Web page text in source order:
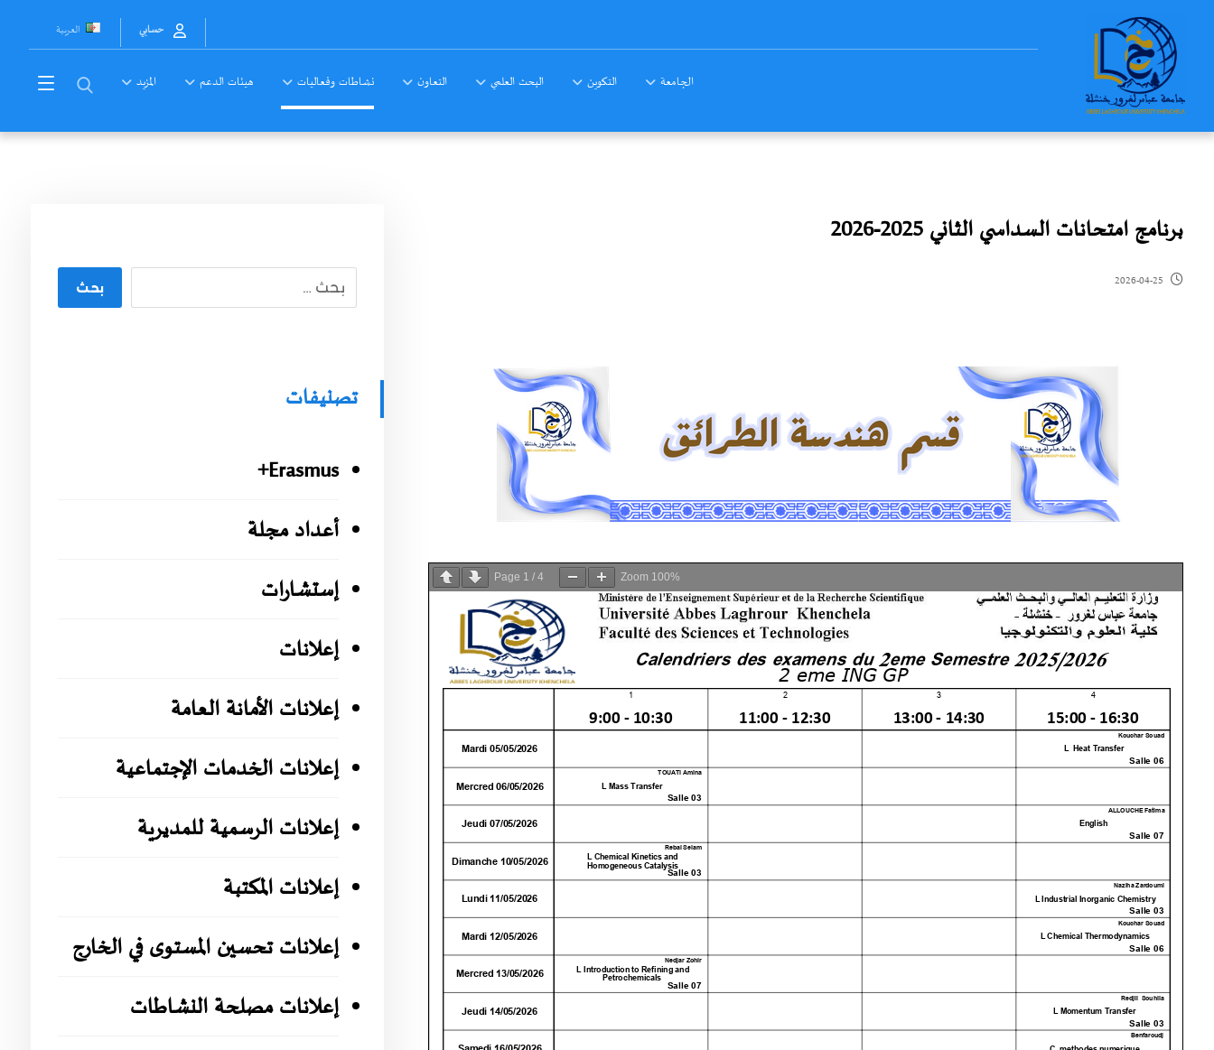
العربية حسابي
الجامعة التكوين البحث العلمي التعاون نشاطات وفعاليات هيئات الدعم المزيد
برنامج امتحانات السداسي الثاني 2025-2026
2026-04-25
Page 1 /4 Zoom 100%
بحث
تصنيفات
Erasmus+
أعداد مجلة
إستشارات
إعلانات
إعلانات الأمانة العامة
إعلانات الخدمات الإجتماعية
إعلانات الرسمية للمديرية
إعلانات المكتبة
إعلانات تحسين المستوى في الخارج
إعلانات مصلحة النشاطات